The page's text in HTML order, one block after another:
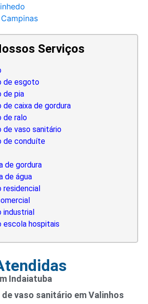
Serviços
de esgoto
de pia
caixa de gordura
de ralo
vaso sanitário
de conduíte
de gordura
de água
residencial
industrial
escola hospitais
Indaiatuba
vaso sanitário em Valinhos